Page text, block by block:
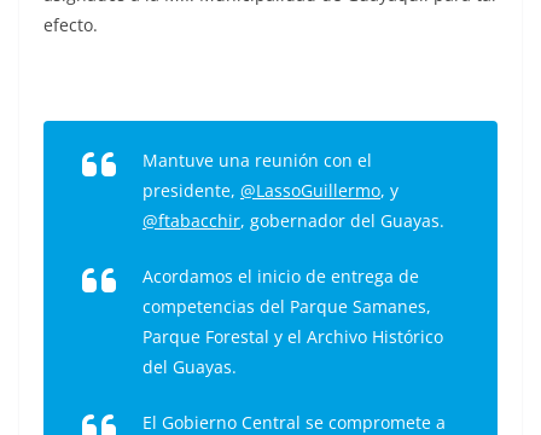
efecto.
Mantuve una reunión con el
presidente, @LassoGuillermo, y
@ftabacchir, gobernador del Guayas.
Acordamos el inicio de entrega de
competencias del Parque Samanes,
Parque Forestal y el Archivo Histórico
del Guayas.
El Gobierno Central se compromete a